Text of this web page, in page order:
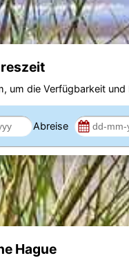
um die Verfügbarkeit und
Abreise
Hague